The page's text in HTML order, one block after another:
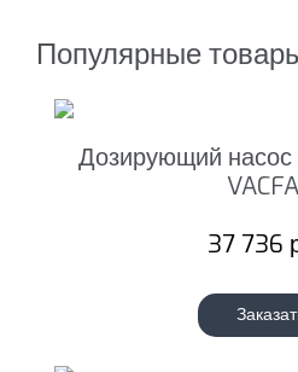
Популярные
Дозирующий
37 736